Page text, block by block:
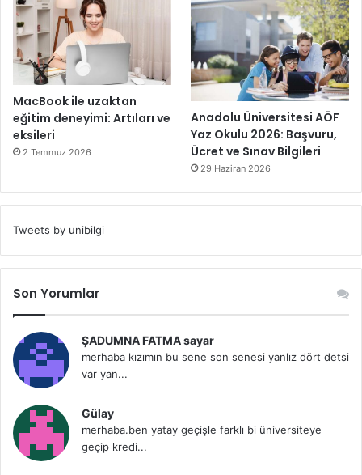
MacBook ile uzaktan
eğitim deneyimi: Artıları ve
eksileri
2 Temmuz 2026
Anadolu Üniversitesi AÖF
Yaz Okulu 2026: Başvuru,
Ücret ve Sınav Bilgileri
29 Haziran 2026
Tweets by unibilgi
Son Yorumlar
ŞADUMNA FATMA sayar
merhaba kızımın bu sene son senesi yanlız dört detsi
var yan...
Gülay
merhaba.ben yatay geçişle farklı bi üniversiteye
geçip kredi...